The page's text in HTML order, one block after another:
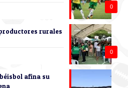
0
0
rurales
afina su